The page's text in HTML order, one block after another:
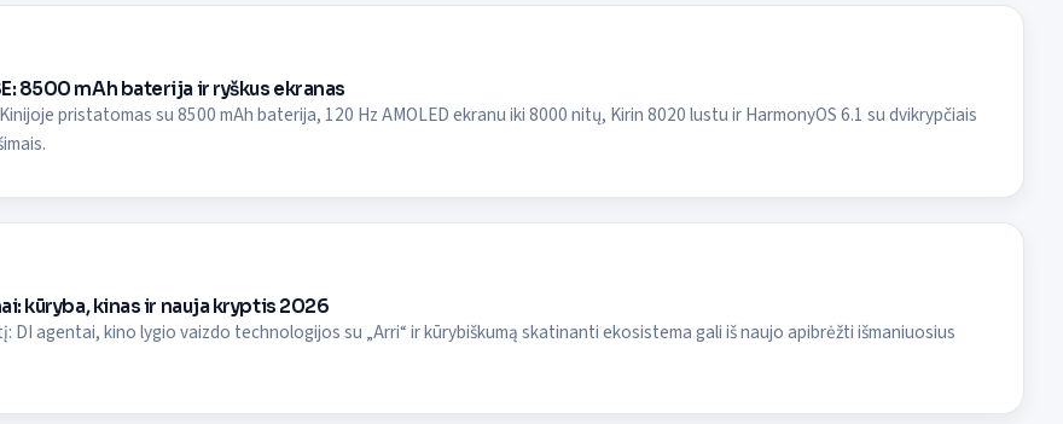
8500 mAh baterija ir ryškus ekranas
pristatomas su 8500 mAh baterija, 120 Hz AMOLED ekranu iki 8000 nitų, Kirin 8020 lustu ir HarmonyOS 6.1 su dvikrypčiais
kūryba, kinas ir nauja kryptis 2026
DI agentai, kino lygio vaizdo technologijos su „Arri“ ir kūrybiškumą skatinanti ekosistema gali iš naujo apibrėžti išmaniuosius